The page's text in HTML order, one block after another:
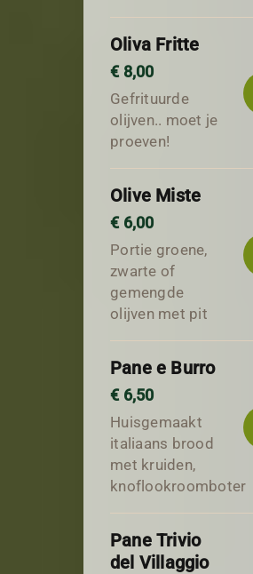
Oliva Fritte
€ 8,00
Gefrituurde
olijven.. moet je
proeven!
Olive Miste
€ 6,00
Portie groene,
zwarte of
gemengde
olijven met pit
Pane e Burro
€ 6,50
Huisgemaakt
italiaans brood
met kruiden,
knoflookroomboter
Pane Trivio
del Villaggio